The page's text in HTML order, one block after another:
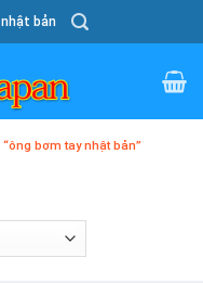
bản
bơm tay nhật bản”